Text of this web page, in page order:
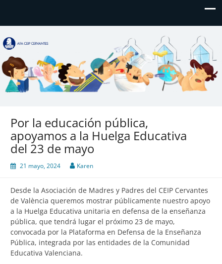
AFA CEIP Cervantes València
AFA CEIP Cervantes València
Por la educación pública,
apoyamos a la Huelga Educativa
del 23 de mayo
21 mayo, 2024 Karen
Desde la Asociación de Madres y Padres del CEIP Cervantes
de València queremos mostrar públicamente nuestro apoyo
a la Huelga Educativa unitaria en defensa de la enseñanza
pública, que tendrá lugar el próximo 23 de mayo,
convocada por la Plataforma en Defensa de la Enseñanza
Pública, integrada por las entidades de la Comunidad
Educativa Valenciana.